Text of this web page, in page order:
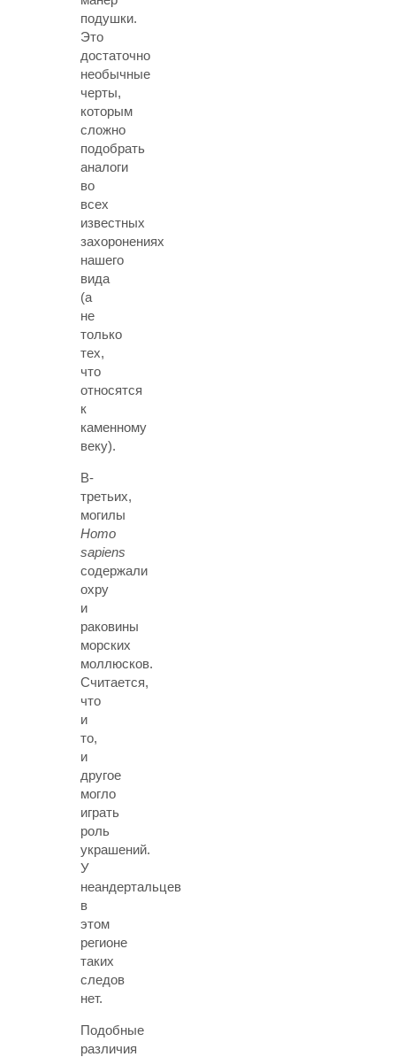
подушки.
Это
достаточно
необычные
черты,
которым
сложно
подобрать
аналоги
во
всех
известных
захоронениях
нашего
вида
(а
не
только
тех,
что
относятся
к
каменному
веку).
В-
третьих,
могилы
Homo
sapiens
содержали
охру
и
раковины
морских
моллюсков.
Считается,
что
и
то,
и
другое
могло
играть
роль
украшений.
У
неандертальцев
в
этом
регионе
таких
следов
нет.
Подобные
различия